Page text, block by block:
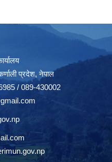
प्रदेश, नेपाल
/ 089-430002